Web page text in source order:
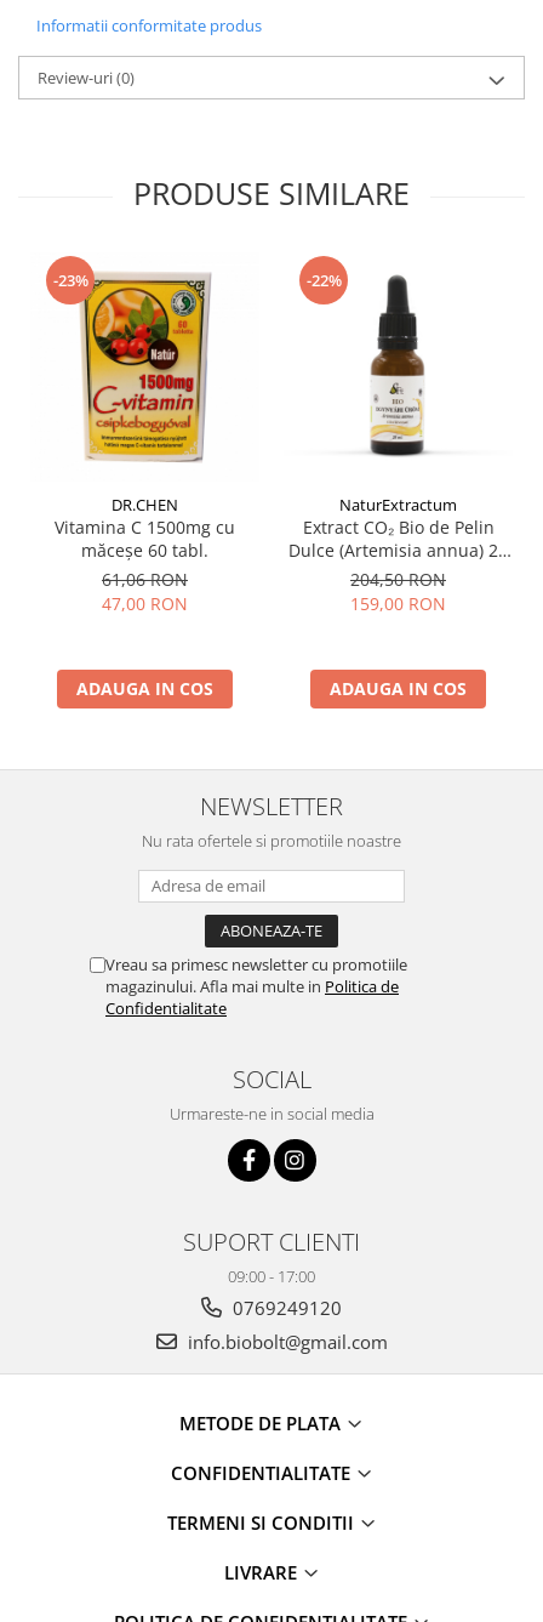
Informatii conformitate produs
Review-uri(0)
PRODUSE SIMILARE
-23%
DR.CHEN
Vitamina C 1500mg cu
măceșe 60 tabl.
61,06 RON
47,00 RON
ADAUGA IN COS
-22%
NaturExtractum
Extract CO₂ Bio de Pelin
Dulce (Artemisia annua) 20
ml – Extract Supercritic
Premium cu Artemisinină
204,50 RON
159,00 RON
ADAUGA IN COS
NEWSLETTER
Nu rata ofertele si promotiile noastre
Vreau sa primesc newsletter cu promotiile
magazinului. Afla mai multe in Politica de
Confidentialitate
SOCIAL
Urmareste-ne in social media
SUPORT CLIENTI
09:00 - 17:00
0769249120
info.biobolt@gmail.com
METODE DE PLATA
CONFIDENTIALITATE
TERMENI SI CONDITII
LIVRARE